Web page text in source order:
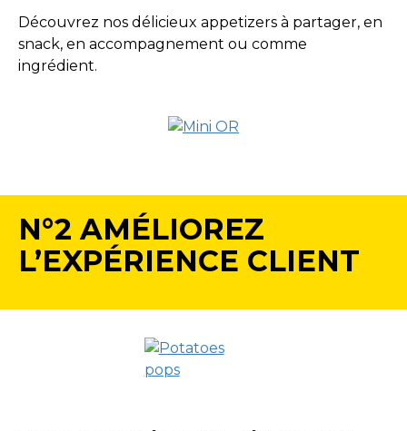
Découvrez nos délicieux appetizers à partager, en
snack, en accompagnement ou comme
ingrédient.
N°2 AMÉLIOREZ
L’EXPÉRIENCE CLIENT